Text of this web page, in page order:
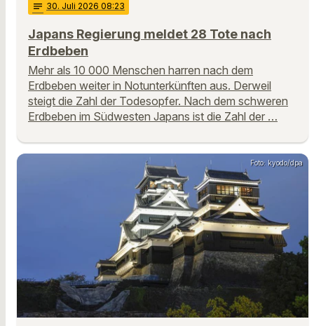
notes 30. Juli 2026 08:23
Japans Regierung meldet 28 Tote nach
Erdbeben
Mehr als 10 000 Menschen harren nach dem
Erdbeben weiter in Notunterkünften aus. Derweil
steigt die Zahl der Todesopfer. Nach dem schweren
Erdbeben im Südwesten Japans ist die Zahl der …
Foto: kyodo/dpa